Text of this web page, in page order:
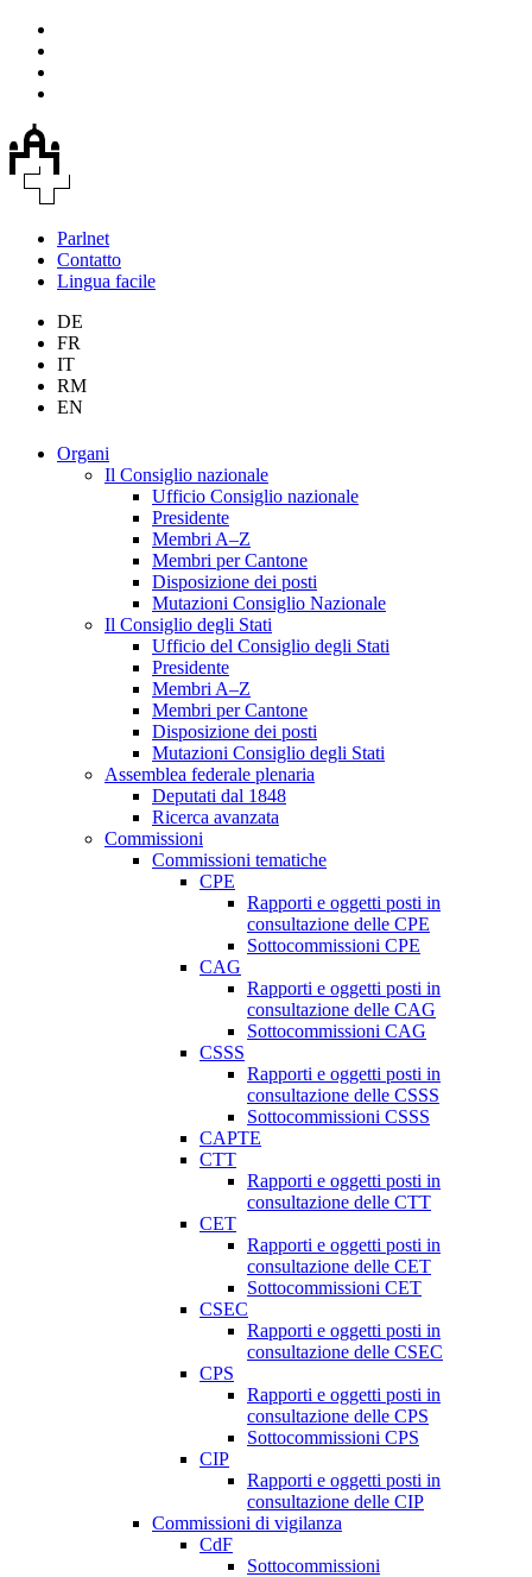
Parlnet
Contatto
Lingua facile
DE
FR
IT
RM
EN
Organi
Il Consiglio nazionale
Ufficio Consiglio nazionale
Presidente
Membri A–Z
Membri per Cantone
Disposizione dei posti
Mutazioni Consiglio Nazionale
Il Consiglio degli Stati
Ufficio del Consiglio degli Stati
Presidente
Membri A–Z
Membri per Cantone
Disposizione dei posti
Mutazioni Consiglio degli Stati
Assemblea federale plenaria
Deputati dal 1848
Ricerca avanzata
Commissioni
Commissioni tematiche
CPE
Rapporti e oggetti posti in
consultazione delle CPE
Sottocommissioni CPE
CAG
Rapporti e oggetti posti in
consultazione delle CAG
Sottocommissioni CAG
CSSS
Rapporti e oggetti posti in
consultazione delle CSSS
Sottocommissioni CSSS
CAPTE
CTT
Rapporti e oggetti posti in
consultazione delle CTT
CET
Rapporti e oggetti posti in
consultazione delle CET
Sottocommissioni CET
CSEC
Rapporti e oggetti posti in
consultazione delle CSEC
CPS
Rapporti e oggetti posti in
consultazione delle CPS
Sottocommissioni CPS
CIP
Rapporti e oggetti posti in
consultazione delle CIP
Commissioni di vigilanza
CdF
Sottocommissioni